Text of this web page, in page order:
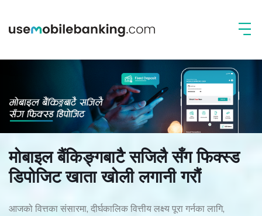
मोबाइल बैंकिङ्गबाटै सजिलै सँग फिक्स्ड
डिपोजिट खाता खोली लगानी गरौं
आजको वित्तका संसारमा, दीर्घकालिक वित्तीय लक्ष्य पूरा गर्नका लागि,